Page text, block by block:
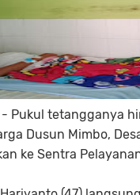
Pukul tetangganya
Dusun Mimbo,
ke Sentra